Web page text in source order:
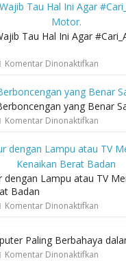
Tau Hal Ini Agar
Komentar Dinonaktifkan
yang Benar
Komentar Dinonaktifkan
dengan Lampu atau TV
Badan
Komentar Dinonaktifkan
Paling Berbahaya
Komentar Dinonaktifkan